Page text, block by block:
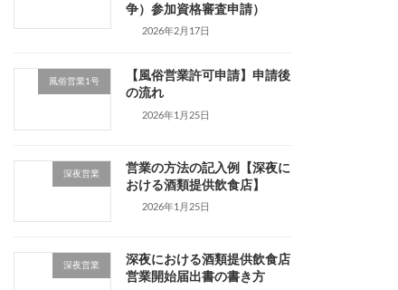
争）参加資格審査申請）
2026年2月17日
風俗営業1号
【風俗営業許可申請】申請後
の流れ
2026年1月25日
深夜営業
営業の方法の記入例【深夜に
おける酒類提供飲食店】
2026年1月25日
深夜営業
深夜における酒類提供飲食店
営業開始届出書の書き方